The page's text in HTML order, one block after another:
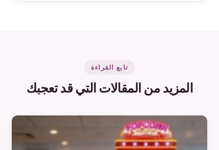
تابع القراءة
المزيد من المقالات التي قد تعجبك